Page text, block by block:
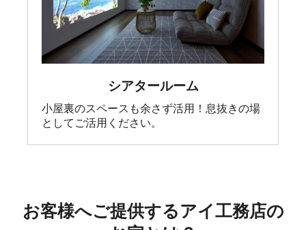
シアタールーム
小屋裏のスペースも余さず活用！息抜きの場
としてご活用ください。
お客様へご提供するアイ工務店の